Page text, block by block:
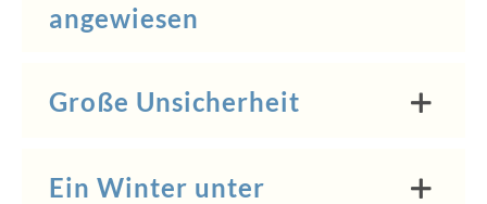
angewiesen
Große Unsicherheit
Ein Winter unter